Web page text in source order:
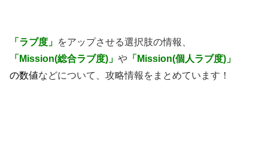
「ラブ度」 をアップさせる選択肢の情報、
「Mission(総合ラブ度)」 や 「Mission(個人ラブ度)」
の数値などについて、攻略情報をまとめています！